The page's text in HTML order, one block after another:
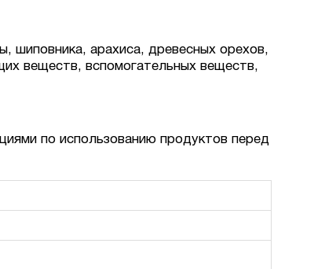
арахиса, древесных орехов,
веществ, вспомогательных веществ,
по использованию продуктов перед